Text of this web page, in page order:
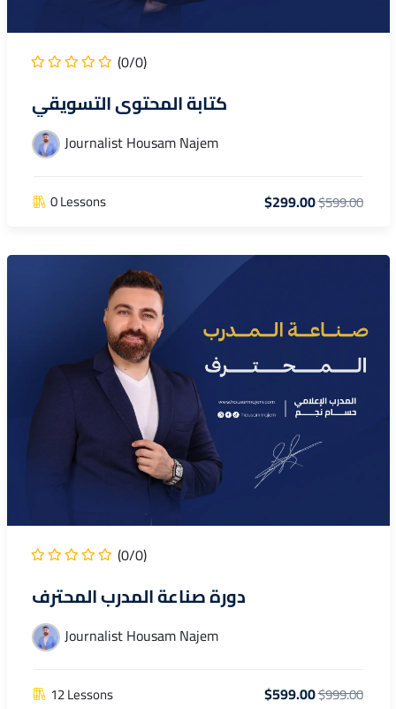
(0/0)
كتابة المحتوى التسويقي
Journalist Housam Najem
0 Lessons $299.00$599.00
(0/0)
دورة صناعة المدرب المحترف
Journalist Housam Najem
12 Lessons $599.00$999.00